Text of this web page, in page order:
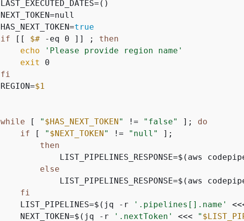
LAST_EXECUTED_DATES=()
NEXT_TOKEN=null
HAS_NEXT_TOKEN=true
if [[ $# -eq 0 ]] ; then
echo
'Please provide region name'
exit
fi
REGION=$1
while [ " $HAS_NEXT_TOKEN" != "false" ]; do
if [ " $NEXT_TOKEN" != "null"
];
then
LIST_PIPELINES_RESPONSE=$(aws
else
LIST_PIPELINES_RESPONSE=$(aws
fi
    LIST_PIPELINES=$(jq -r
'.pipelines[].name'
    NEXT_TOKEN=$(jq -r
'.nextToken' <<< "